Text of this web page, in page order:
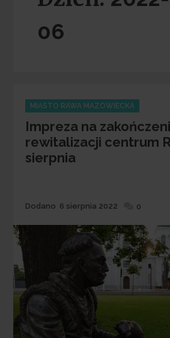
06
Categories
MIASTO RAWA MAZOWIECKA
Impreza na
rewitalizacji centrum
sierpnia
Dodane
Dodano 6 sierpnia 2022 0